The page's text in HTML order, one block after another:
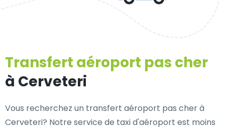
Transfert aéroport pas cher
à Cerveteri
Vous recherchez un transfert aéroport pas cher à
Cerveteri? Notre service de taxi d'aéroport est moins